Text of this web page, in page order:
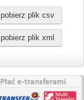
pobierz plik csv
pobierz plik xml